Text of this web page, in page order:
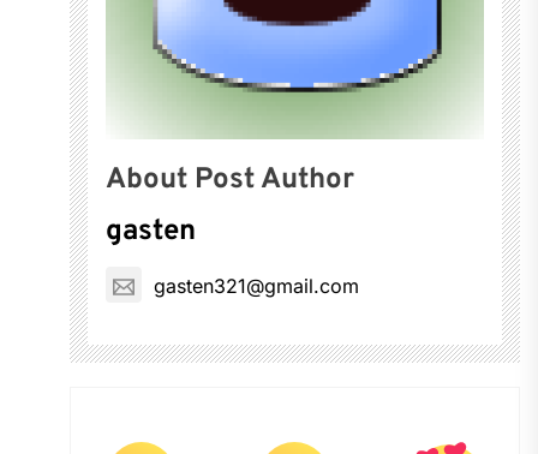
About Post Author
gasten
gasten321@gmail.com